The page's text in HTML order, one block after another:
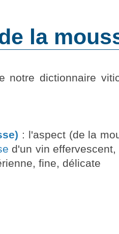
la
notre dictionnaire
: l'aspect (de la
d'un vin
fine, délicate